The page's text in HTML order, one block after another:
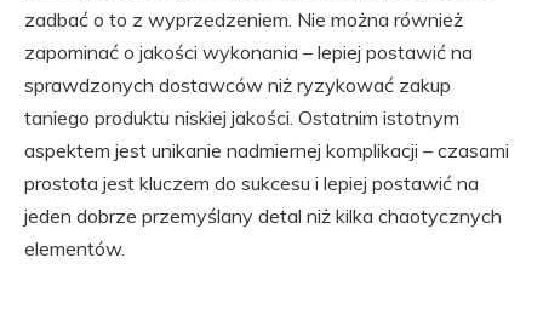
zadbać o to z wyprzedzeniem. Nie można również
zapominać o jakości wykonania – lepiej postawić na
sprawdzonych dostawców niż ryzykować zakup
taniego produktu niskiej jakości. Ostatnim istotnym
aspektem jest unikanie nadmiernej komplikacji – czasami
prostota jest kluczem do sukcesu i lepiej postawić na
jeden dobrze przemyślany detal niż kilka chaotycznych
elementów.